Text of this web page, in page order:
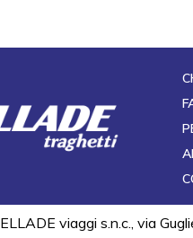
ELLADE viaggi s.n.c., via